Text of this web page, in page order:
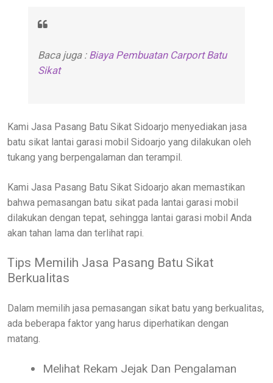
Baca juga : Biaya Pembuatan Carport Batu
Sikat
Kami Jasa Pasang Batu Sikat Sidoarjo menyediakan jasa
batu sikat lantai garasi mobil Sidoarjo yang dilakukan oleh
tukang yang berpengalaman dan terampil.
Kami Jasa Pasang Batu Sikat Sidoarjo akan memastikan
bahwa pemasangan batu sikat pada lantai garasi mobil
dilakukan dengan tepat, sehingga lantai garasi mobil Anda
akan tahan lama dan terlihat rapi.
Tips Memilih Jasa Pasang Batu Sikat
Berkualitas
Dalam memilih jasa pemasangan sikat batu yang berkualitas,
ada beberapa faktor yang harus diperhatikan dengan
matang.
Melihat Rekam Jejak Dan Pengalaman